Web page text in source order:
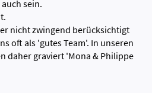
sein.
nicht zwingend berücksichtigt
oft als 'gutes Team'. In unseren
daher graviert 'Mona & Philippe